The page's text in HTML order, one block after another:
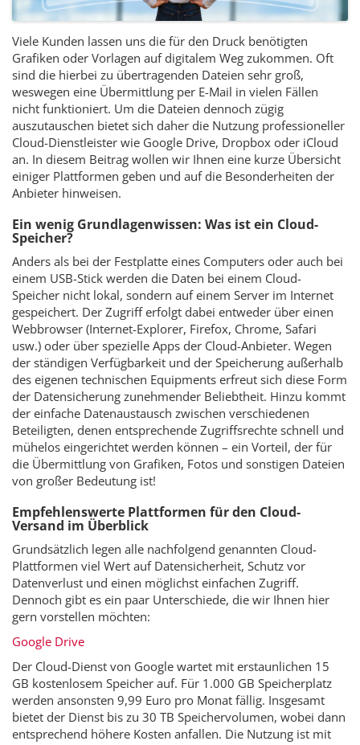
Viele Kunden lassen uns die für den Druck benötigten
Grafiken oder Vorlagen auf digitalem Weg zukommen. Oft
sind die hierbei zu übertragenden Dateien sehr groß,
weswegen eine Übermittlung per E-Mail in vielen Fällen
nicht funktioniert. Um die Dateien dennoch zügig
auszutauschen bietet sich daher die Nutzung professioneller
Cloud-Dienstleister wie Google Drive, Dropbox oder iCloud
an. In diesem Beitrag wollen wir Ihnen eine kurze Übersicht
einiger Plattformen geben und auf die Besonderheiten der
Anbieter hinweisen.
Ein wenig Grundlagenwissen: Was ist ein Cloud-
Speicher?
Anders als bei der Festplatte eines Computers oder auch bei
einem USB-Stick werden die Daten bei einem Cloud-
Speicher nicht lokal, sondern auf einem Server im Internet
gespeichert. Der Zugriff erfolgt dabei entweder über einen
Webbrowser (Internet-Explorer, Firefox, Chrome, Safari
usw.) oder über spezielle Apps der Cloud-Anbieter. Wegen
der ständigen Verfügbarkeit und der Speicherung außerhalb
des eigenen technischen Equipments erfreut sich diese Form
der Datensicherung zunehmender Beliebtheit. Hinzu kommt
der einfache Datenaustausch zwischen verschiedenen
Beteiligten, denen entsprechende Zugriffsrechte schnell und
mühelos eingerichtet werden können – ein Vorteil, der für
die Übermittlung von Grafiken, Fotos und sonstigen Dateien
von großer Bedeutung ist!
Empfehlenswerte Plattformen für den Cloud-
Versand im Überblick
Grundsätzlich legen alle nachfolgend genannten Cloud-
Plattformen viel Wert auf Datensicherheit, Schutz vor
Datenverlust und einen möglichst einfachen Zugriff.
Dennoch gibt es ein paar Unterschiede, die wir Ihnen hier
gern vorstellen möchten:
Google Drive
Der Cloud-Dienst von Google wartet mit erstaunlichen 15
GB kostenlosem Speicher auf. Für 1.000 GB Speicherplatz
werden ansonsten 9,99 Euro pro Monat fällig. Insgesamt
bietet der Dienst bis zu 30 TB Speichervolumen, wobei dann
entsprechend höhere Kosten anfallen. Die Nutzung ist mit